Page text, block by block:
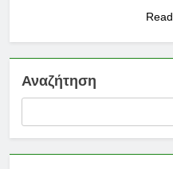
Αναζήτηση